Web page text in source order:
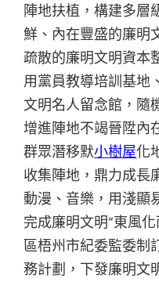
陣地扶植，構建多層
鮮、內在豐盛的廉明
疏散的廉明文明資本
用黨員教導培訓基地
文明名人留念館，隨
增進陣地不竭晉陞內
群眾潛移默小樹屋化
收集陣地，鼎力成長
動漫、音樂，用淺顯
完成廉明文明“東風
區梧州市紀委監委制
務計劃，下發廉明文